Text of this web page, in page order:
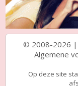
© 2008-2026 |
Algemene
Op deze site